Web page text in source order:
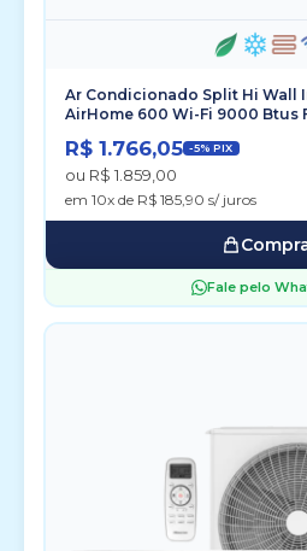
Ar Condicionado Split Hi Wall
AirHome 600 Wi-Fi 9000 Btus
R$ 1.766,05 -5% PIX
ou R$ 1.859,00
em 10x de R$ 185,90 s/ juros
Fale pelo